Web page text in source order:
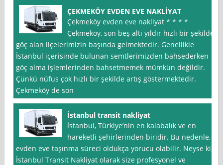
ÇEKMEKÖY EVDEN EVE NAKLİYAT
Çekmeköy evden eve nakliyat * * * *
Çekmeköy, son beş altı yıldır hızlı bir şekilde
göç alan ilçelerimizin başında gelmektedir. Genellikle
İstanbul içerisinde bulunan semtlerimizden bahsederken
göç alma işlemlerinden bahsetmemek mümkün değildir.
Çünkü nüfus çok hızlı bir şekilde artış göstermektedir.
Çekmeköy de son
İstanbul transit nakliyat
İstanbul, Türkiye’nin en kalabalık ve en
hareketli şehirlerinden biridir. Bu nedenle,
evden eve taşınma süreci oldukça yorucu olabilir. Neyse ki,
İstanbul Transit Nakliyat olarak size profesyonel ve